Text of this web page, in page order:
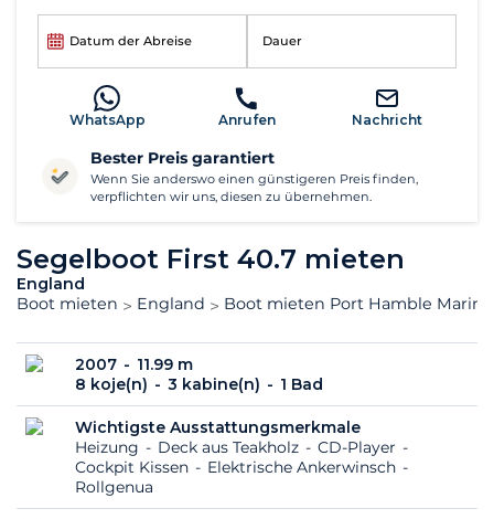
Segelboot First 40.7 mieten
England
Boot mieten
England Boot mieten Port Hamble Marina
2007
11.99 m
8 koje(n)
3 kabine(n) 1 Bad
Wichtigste Ausstattungsmerkmale
Heizung
Deck aus Teakholz
CD-Player
Cockpit Kissen
Elektrische Ankerwinsch
Rollgenua
Datum der Abreise Dauer
WhatsApp Anrufen Nachricht
Bester Preis garantiert
Wenn Sie anderswo einen günstigeren Preis finden,
verpflichten wir uns, diesen zu übernehmen.